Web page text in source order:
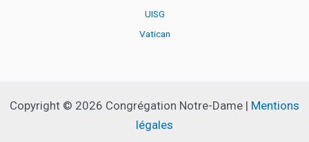
UISG
Vatican
Copyright © 2026 Congrégation Notre-Dame | Mentions
légales